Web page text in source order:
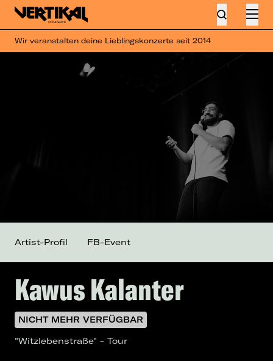
Wir veranstalten deine Lieblingskonzerte seit 2014
Kawus Kalanter
NICHT MEHR VERFÜGBAR
"Witzlebenstraße" - Tour
Artist-Profil FB-Event